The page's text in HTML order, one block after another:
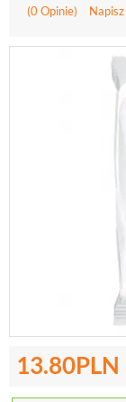
(0 Opinie)
13.80PLN